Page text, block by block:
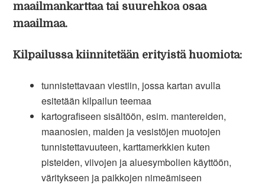
maailmankarttaa tai suurehkoa osaa
maailmaa.
Kilpailussa kiinnitetään erityistä huomiota:
tunnistettavaan viestiin, jossa kartan avulla
esitetään kilpailun teemaa
kartografiseen sisältöön, esim. mantereiden,
maanosien, maiden ja vesistöjen muotojen
tunnistettavuuteen, karttamerkkien kuten
pisteiden, viivojen ja aluesymbolien käyttöön,
väritykseen ja paikkojen nimeämiseen